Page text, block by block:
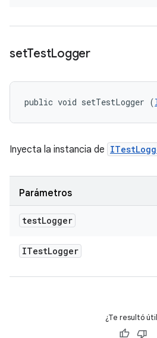
setTestLogger
public void setTestLogger (
Inyecta la instancia de
Parámetros
testLogger
ITestLogger
¿Te resultó